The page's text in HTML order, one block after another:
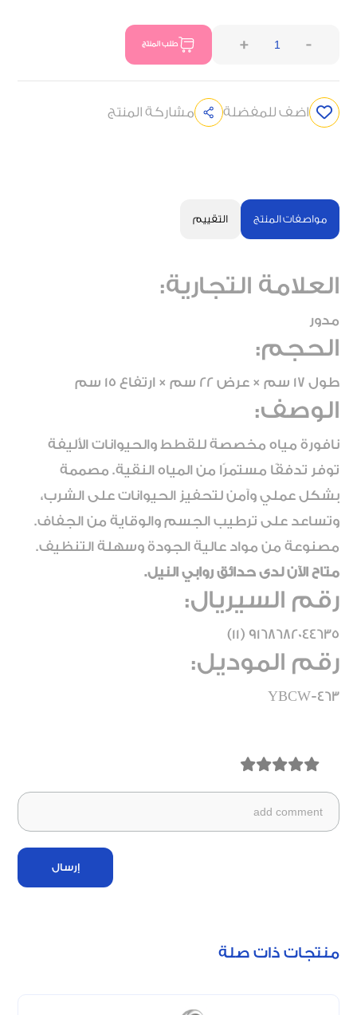
-
+ طلب المنتج
اضف للمفضلة مشاركة المنتج
مواصفات المنتج التقييم
العلامة التجارية:
مدور
الحجم:
طول 17 سم × عرض 22 سم × ارتفاع 15 سم
الوصف:
نافورة مياه مخصصة للقطط والحيوانات الأليفة
توفر تدفقًا مستمرًا من المياه النقية. مصممة
بشكل عملي وآمن لتحفيز الحيوانات على الشرب،
وتساعد على ترطيب الجسم والوقاية من الجفاف.
مصنوعة من مواد عالية الجودة وسهلة التنظيف.
متاح الآن لدى حدائق روابي النيل.
رقم السيريال:
9168682044635 (11)
رقم الموديل:
YBCW-463
إرسال
منتجات ذات صلة